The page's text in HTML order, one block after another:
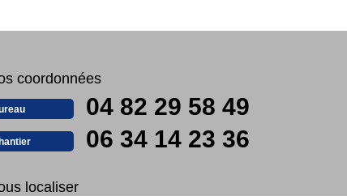
coordonnées
04 82 29 58 49
06 34 14 23 36
localiser